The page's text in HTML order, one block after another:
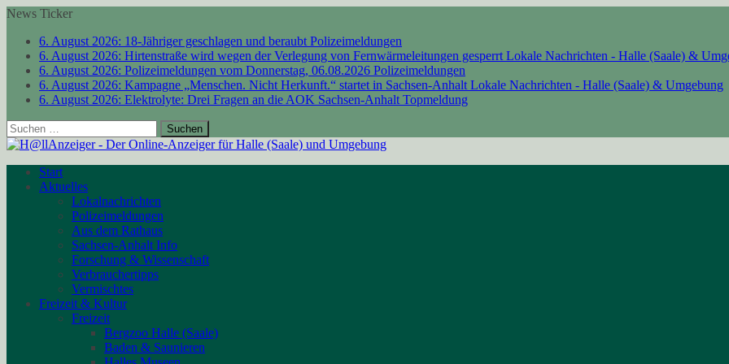
News Ticker
6. August 2026: 18-Jähriger geschlagen und beraubt Polizeimeldungen
6. August 2026: Hirtenstraße wird wegen der Verlegung von Fernwärmeleitungen gesperrt Lokale Nachrichten - Halle (Saale) &
6. August 2026: Polizeimeldungen vom Donnerstag, 06.08.2026 Polizeimeldungen
6. August 2026: Kampagne „Menschen. Nicht Herkunft.“ startet in Sachsen-Anhalt Lokale Nachrichten - Halle (Saale) & Umgebung
6. August 2026: Elektrolyte: Drei Fragen an die AOK Sachsen-Anhalt Topmeldung
Suchen
nach:
Start
Aktuelles
Lokalnachrichten
Polizeimeldungen
Aus dem Rathaus
Sachsen-Anhalt Info
Forschung & Wissenschaft
Verbrauchertipps
Vermischtes
Freizeit & Kultur
Freizeit
Bergzoo Halle (Saale)
Baden & Saunieren